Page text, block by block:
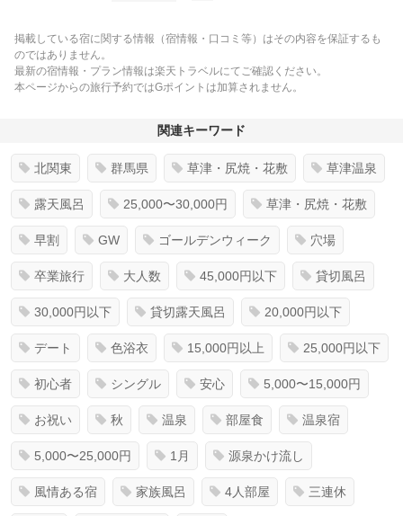
掲載している宿に関する情報（宿情報・口コミ等）はその内容を保証するも
のではありません。
最新の宿情報・プラン情報は楽天トラベルにてご確認ください。
本ページからの旅行予約ではGポイントは加算されません。
関連キーワード
北関東 群馬県 草津・尻焼・花敷 草津温泉
露天風呂 25,000〜30,000円 草津・尻焼・花敷
早割 GW ゴールデンウィーク 穴場
卒業旅行 大人数 45,000円以下 貸切風呂
30,000円以下 貸切露天風呂 20,000円以下
デート 色浴衣 15,000円以上 25,000円以下
初心者 シングル 安心 5,000〜15,000円
お祝い 秋 温泉 部屋食 温泉宿
5,000〜25,000円 1月 源泉かけ流し
風情ある宿 家族風呂 4人部屋 三連休